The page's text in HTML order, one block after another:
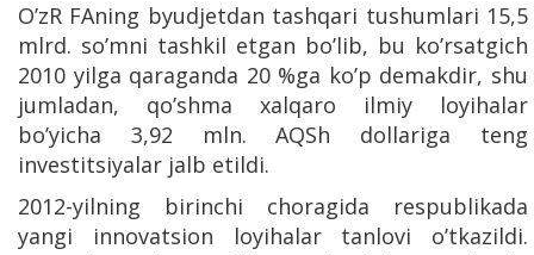
O’zR FAning byudjetdan tashqari tushumlari 15,5
mlrd. so’mni tashkil etgan bo’lib, bu ko’rsatgich
2010 yilga qaraganda 20 %ga ko’p demakdir, shu
jumladan, qo’shma xalqaro ilmiy loyihalar
bo’yicha 3,92 mln. AQSh dollariga teng
investitsiyalar jalb etildi.
2012-yilning birinchi choragida respublikada
yangi innovatsion loyihalar tanlovi o’tkazildi.